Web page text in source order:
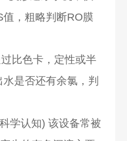
，粗略判断RO膜
比色卡，定性或半
是否还有余氯，判
学认知) 该设备常被